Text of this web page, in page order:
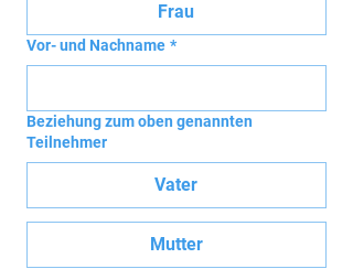
Frau
Vor- und Nachname *
Beziehung zum oben genannten
Teilnehmer
Vater
Mutter